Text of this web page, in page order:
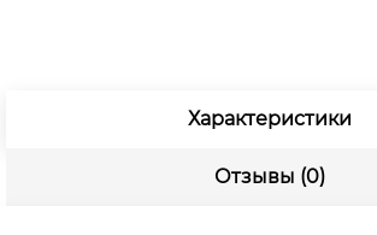
Характеристики
Отзывы (0)